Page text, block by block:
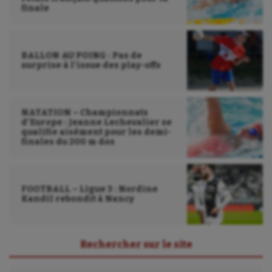
Randonnée / Marche
Sarbacane
Sauvetage sportif
Sport handicap
Sport-entreprise
Sport-santé
finale
BALLON AU POING : Pas de
surprise à l’issue des play-offs
NATATION – Championnats
d’Europe : Jeanne Lechevalier se
qualifie aisément pour les demi-
finales du 200 m dos
FOOTBALL – Ligue 3 : Nordine
Kandil rebondit à Nancy
Rechercher sur le site